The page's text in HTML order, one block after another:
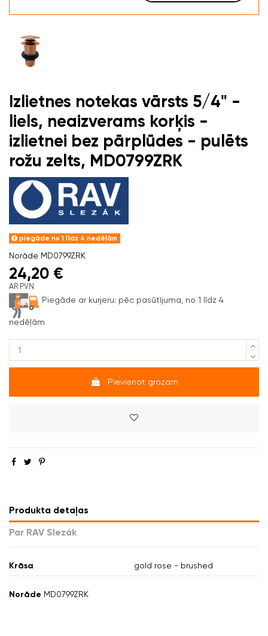
Izlietnes notekas vārsts 5/4" -
liels, neaizverams korķis -
izlietnei bez pārplūdes - pulēts
rožu zelts, MD0799ZRK
piegāde no 1 līdz 4 nedēļām
Norāde MD0799ZRK
24,20 €
AR PVN
Piegāde ar kurjeru: pēc pasūtījuma, no 1 līdz 4
nedēļām
Pievienot grozam
Produkta detaļas
Par RAV Slezák
Krāsa gold rose - brushed
Norāde MD0799ZRK